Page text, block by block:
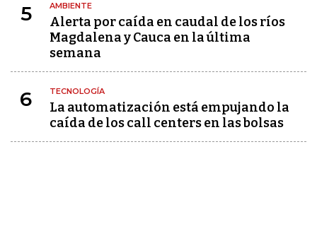
5 AMBIENTE
Alerta por caída en caudal de los ríos
Magdalena y Cauca en la última
semana
6 TECNOLOGÍA
La automatización está empujando la
caída de los call centers en las bolsas